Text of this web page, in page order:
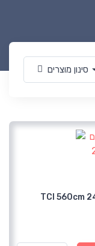
סינון מוצרים